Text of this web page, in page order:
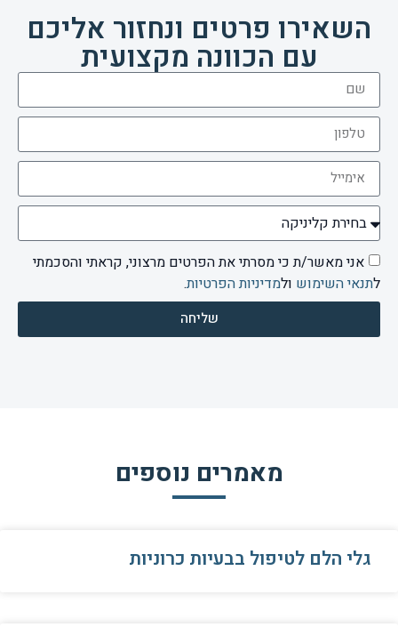
השאירו פרטים ונחזור אליכם
עם הכוונה מקצועית
אני מאשר/ת כי מסרתי את הפרטים מרצוני, קראתי והסכמתי
לתנאי השימוש ולמדיניות הפרטיות.
שליחה
מאמרים נוספים
גלי הלם לטיפול בבעיות כרוניות